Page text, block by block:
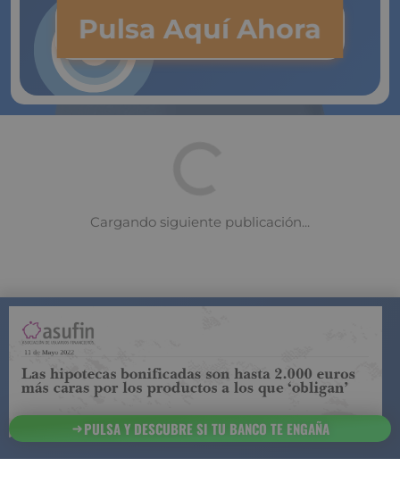
Pulsa Aquí Ahora
COMPARADOR DE SEGUROS DE VIDASUJETO A LA
REGULACIÓN DE LA DIRECCIÓN GENERAL DE
SEGUROS
ESTA ES LAINFORMACIÓNSOBRE
91 218 93 299 Contacto
PULSA Y DESCUBRE SI TU BANCO TE ENGAÑA